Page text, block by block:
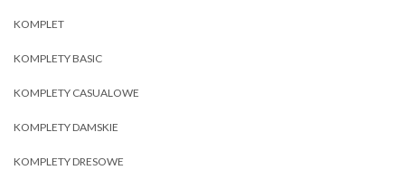
KOMPLET
KOMPLETY BASIC
KOMPLETY CASUALOWE
KOMPLETY DAMSKIE
KOMPLETY DRESOWE